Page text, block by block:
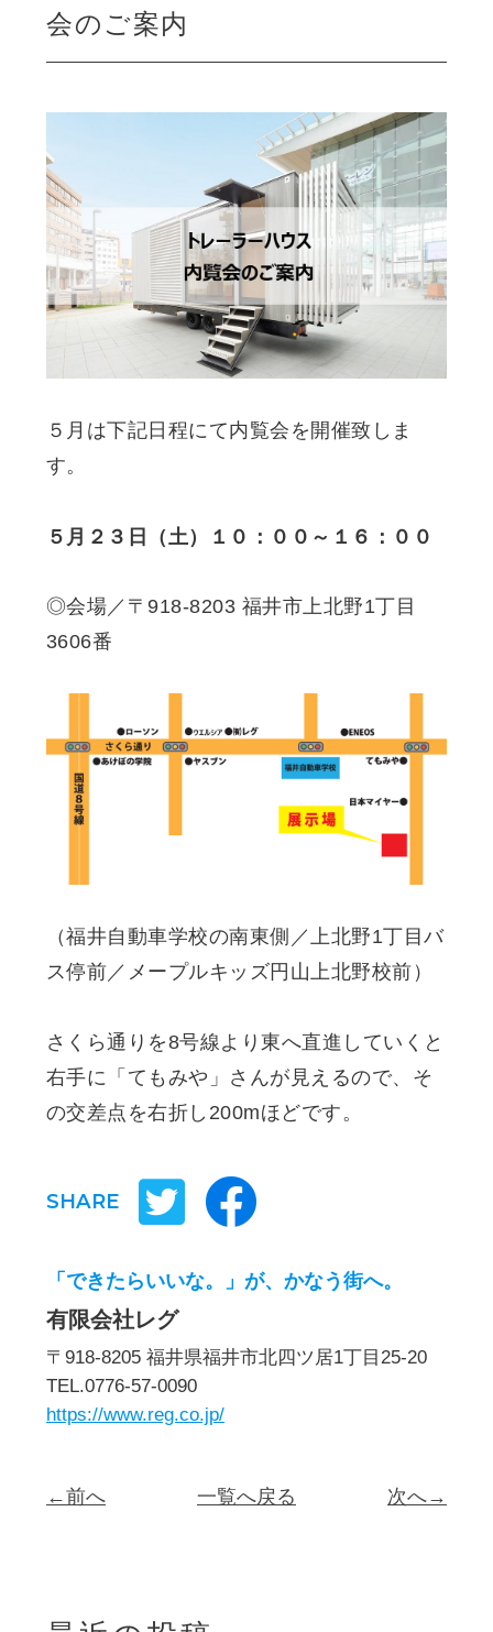
会のご案内
５月は下記日程にて内覧会を開催致しま
す。
５月２３日（土）１０：００～１６：００
◎会場／〒918-8203 福井市上北野1丁目
3606番
（福井自動車学校の南東側／上北野1丁目バ
ス停前／メープルキッズ円山上北野校前）
さくら通りを8号線より東へ直進していくと
右手に「てもみや」さんが見えるので、そ
の交差点を右折し200mほどです。
SHARE
「できたらいいな。」が、かなう街へ。
有限会社レグ
〒918-8205 福井県福井市北四ツ居1丁目25-20
TEL.0776-57-0090
https://www.reg.co.jp/
←前へ 一覧へ戻る 次へ→